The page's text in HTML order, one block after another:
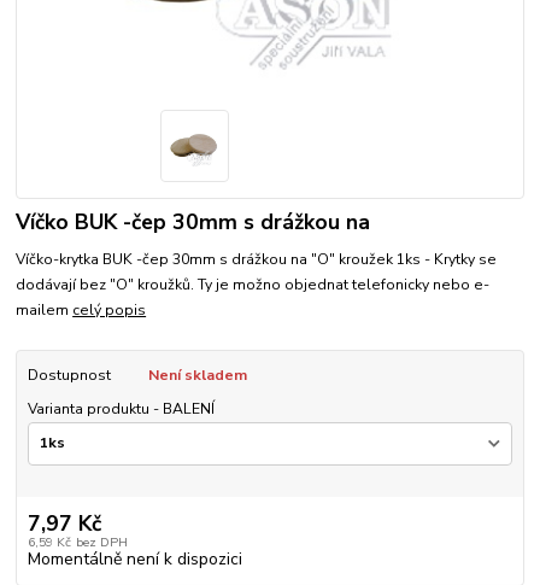
Víčko BUK -čep 30mm s drážkou na
Víčko-krytka BUK -čep 30mm s drážkou na "O" kroužek 1ks - Krytky se
dodávají bez "O" kroužků. Ty je možno objednat telefonicky nebo e-
mailem celý popis
Dostupnost
Není skladem
Varianta produktu - BALENÍ
7,97 Kč
6,59 Kč bez DPH
Momentálně není k dispozici